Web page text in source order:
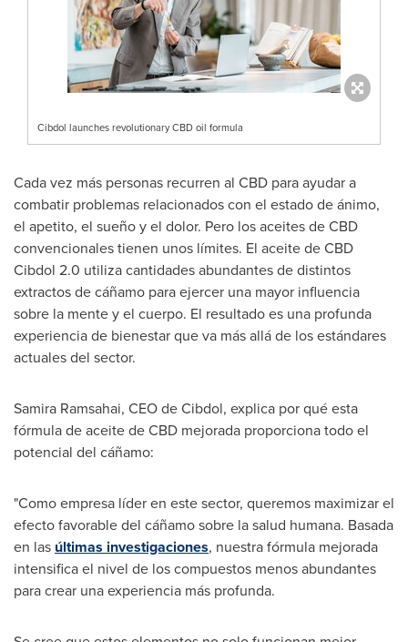
Cibdol launches revolutionary CBD oil formula
Cada vez más personas recurren al CBD para ayudar a
combatir problemas relacionados con el estado de ánimo,
el apetito, el sueño y el dolor. Pero los aceites de CBD
convencionales tienen unos límites. El aceite de CBD
Cibdol 2.0 utiliza cantidades abundantes de distintos
extractos de cáñamo para ejercer una mayor influencia
sobre la mente y el cuerpo. El resultado es una profunda
experiencia de bienestar que va más allá de los estándares
actuales del sector.
Samira Ramsahai, CEO de Cibdol, explica por qué esta
fórmula de aceite de CBD mejorada proporciona todo el
potencial del cáñamo:
"Como empresa líder en este sector, queremos maximizar el
efecto favorable del cáñamo sobre la salud humana. Basada
en las últimas investigaciones, nuestra fórmula mejorada
intensifica el nivel de los compuestos menos abundantes
para crear una experiencia más profunda.